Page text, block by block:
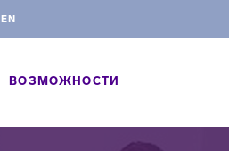
EN
ВОЗМОЖНОСТИ